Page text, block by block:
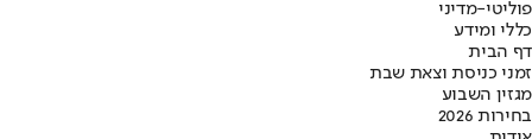
פוליטי-מדיני
כללי ומידע
דף הבית
זמני כניסת וצאת שבת
מגזין השבוע
בחירות 2026